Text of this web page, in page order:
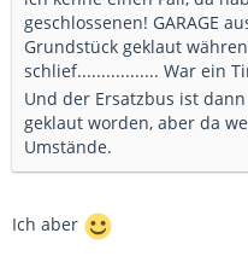
geschlossenen! GARAGE
Grundstück geklaut
schlief................. War ein
Und der Ersatzbus ist
geklaut worden, aber da
Umstände.
Ich aber